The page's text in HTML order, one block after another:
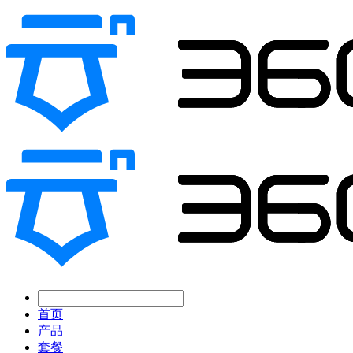
首页
产品
套餐